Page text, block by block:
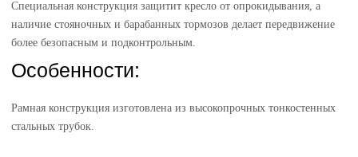
Специальная конструкция защитит кресло от опрокидывания, а
наличие стояночных и барабанных тормозов делает передвижение
более безопасным и подконтрольным.
Особенности:
Рамная конструкция изготовлена из высокопрочных тонкостенных
стальных трубок.